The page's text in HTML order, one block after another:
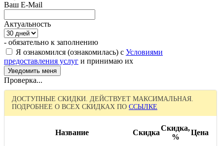
Ваш E-Mail
Актуальность
- обязательно к заполнению
Я ознакомился (ознакомилась) с Условиями
предоставления услуг и принимаю их
Проверка...
ДОСТУПНЫЕ СКИДКИ. ДЕЙСТВУЕТ МАКСИМАЛЬНАЯ.
ПОДРОБНЕЕ О ВСЕХ СКИДКАХ ПО ССЫЛКЕ
Название Скидка
Скидка,
%
Цена